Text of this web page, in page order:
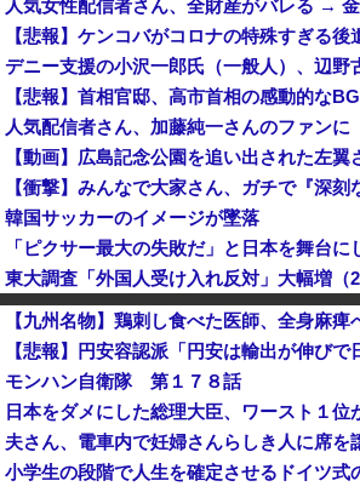
韓国サッカーのイメージが墜落
声優の声でAI動画作ってる人達、終了へ
モンハン自衛隊 第１７８話